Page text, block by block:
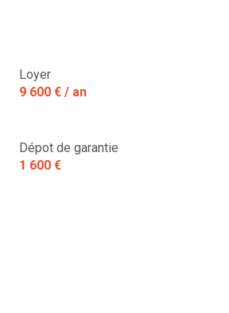
Loyer
9 600 € / an
Dépot de garantie
1 600 €